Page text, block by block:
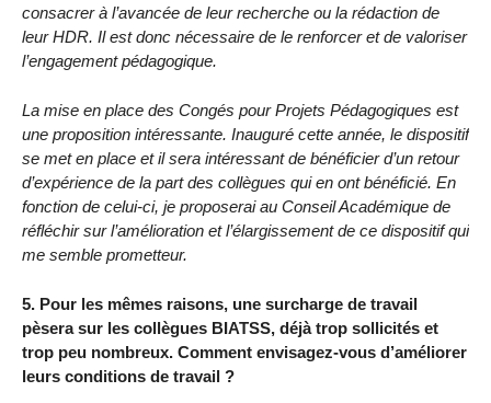
consacrer à l’avancée de leur recherche ou la rédaction de
leur HDR. Il est donc nécessaire de le renforcer et de valoriser
l’engagement pédagogique.
La mise en place des Congés pour Projets Pédagogiques est
une proposition intéressante. Inauguré cette année, le dispositif
se met en place et il sera intéressant de bénéficier d’un retour
d’expérience de la part des collègues qui en ont bénéficié. En
fonction de celui-ci, je proposerai au Conseil Académique de
réfléchir sur l’amélioration et l’élargissement de ce dispositif qui
me semble prometteur.
5. Pour les mêmes raisons, une surcharge de travail
pèsera sur les collègues BIATSS, déjà trop sollicités et
trop peu nombreux. Comment envisagez-vous d’améliorer
leurs conditions de travail ?